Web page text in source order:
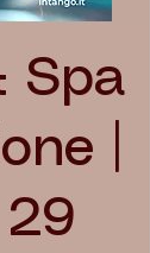
Spa
|
29